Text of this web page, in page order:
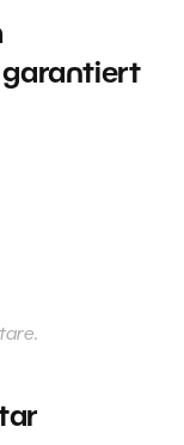
garantiert